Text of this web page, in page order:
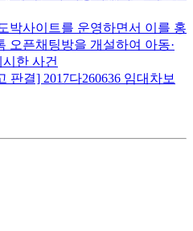
박사이트를 운영하면서 이를 홍
오픈채팅방을 개설하여 아동·
한 사건
판결] 2017다260636 임대차보